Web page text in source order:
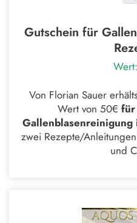
Gutschein für
Von Florian Sauer
Wert von 50€ für
Gallenblasenreinigung
zwei Rezepte/
und